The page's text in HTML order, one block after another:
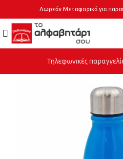
Δωρεάν Μεταφορικά για
Τηλεφωνικές